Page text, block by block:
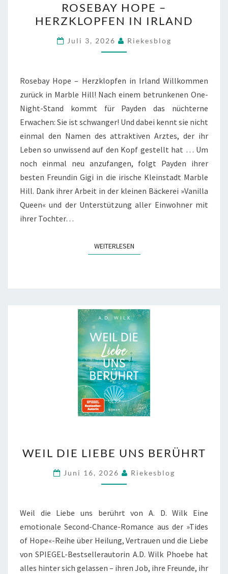
HOPE
–
HERZKLOPFEN
IN
ROSEBAY HOPE –
HERZKLOPFEN IN IRLAND
Juli 3, 2026 Riekesblog
Rosebay Hope – Herzklopfen in Irland Willkommen
zurück in Marble Hill! Nach einem betrunkenen One-
Night-Stand kommt für Payden das nüchterne
Erwachen: Sie ist schwanger! Und dabei kennt sie nicht
einmal den Namen des attraktiven Arztes, der ihr
Leben so unwissend auf den Kopf gestellt hat … Um
noch einmal neu anzufangen, folgt Payden ihrer
besten Freundin Gigi in die irische Kleinstadt Marble
Hill. Dank ihrer Arbeit in der kleinen Bäckerei »Vanilla
Queen« und der Unterstützung aller Einwohner mit
ihrer Tochter…
WEITERLESENWEITERLESEN
DIE
LIEBE
UNS
WEIL DIE LIEBE UNS BERÜHRT
Juni 16, 2026 Riekesblog
Weil die Liebe uns berührt von A. D. Wilk Eine
emotionale Second-Chance-Romance aus der »Tides
of Hope«-Reihe über Heilung, Vertrauen und die Liebe
von SPIEGEL-Bestsellerautorin A.D. Wilk Phoebe hat
alles hinter sich gelassen – ihren Job, ihre Freunde, ihr